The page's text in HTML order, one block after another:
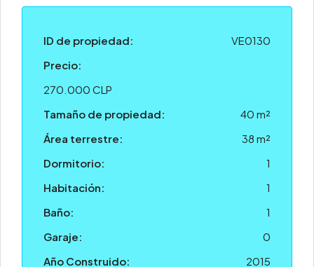
ID de propiedad:
VE0130
Precio:
270.000 CLP
Tamaño de propiedad:
40 m²
Área terrestre:
38 m²
Dormitorio:
1
Habitación:
1
Baño:
1
Garaje:
0
Año Construido:
2015